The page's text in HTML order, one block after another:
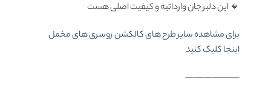
🔸 این دلبر جان وارداتیه و کیفیت اصلی هست
برای مشاهده سایر طرح های کالکشن روسری های مخمل
اینجا کلیک کنید
——————